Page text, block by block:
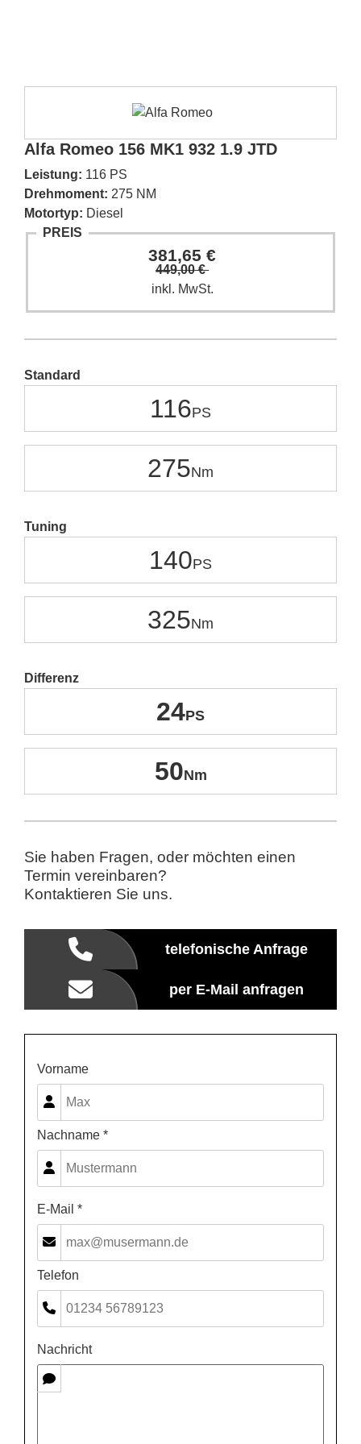
Alfa Romeo 156 MK1 932 1.9 JTD
Leistung: 116 PS
Drehmoment: 275 NM
Motortyp: Diesel
PREIS
381,65 €
449,00 €
inkl. MwSt.
Standard
116
275
Tuning
140
325
Differenz
24
50
Sie haben Fragen, oder möchten einen
Termin vereinbaren?
Kontaktieren Sie uns.
telefonische Anfrage
per E-Mail anfragen
Vorname
Nachname *
E-Mail *
Telefon
Nachricht